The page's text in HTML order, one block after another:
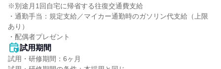
※別途月1回自宅に帰省する往復交通費支給
・通勤手当：規定支給／マイカー通勤時のガソリン代支給（上限
あり）
・配偶者プレゼント
試用期間
試用・研修期間：6ヶ月